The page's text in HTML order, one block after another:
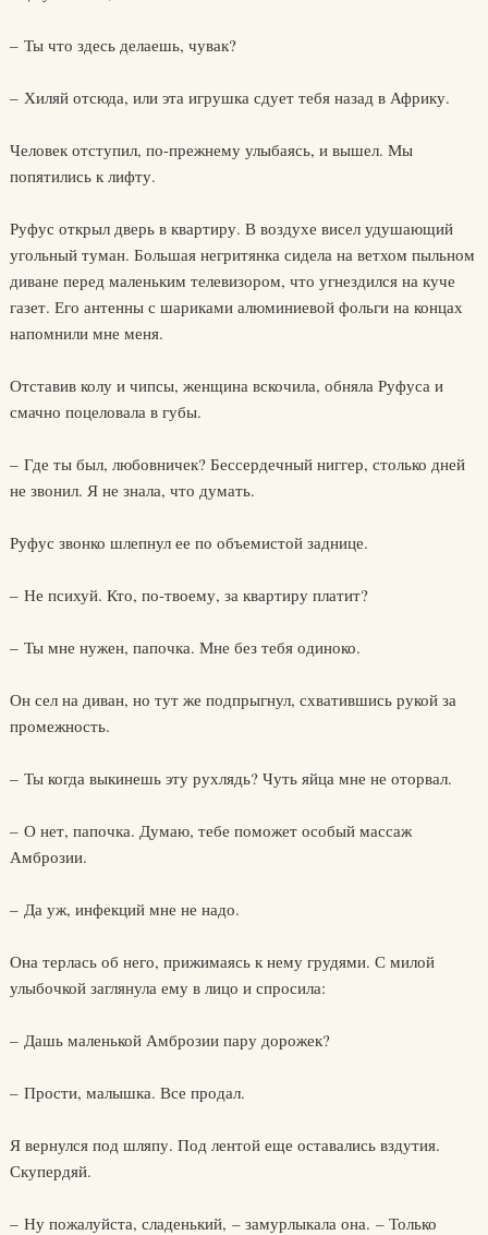
– Ты что здесь делаешь, чувак?
– Хиляй отсюда, или эта игрушка сдует тебя назад в Африку.
Человек отступил, по-прежнему улыбаясь, и вышел. Мы
попятились к лифту.
Руфус открыл дверь в квартиру. В воздухе висел удушающий
угольный туман. Большая негритянка сидела на ветхом пыльном
диване перед маленьким телевизором, что угнездился на куче
газет. Его антенны с шариками алюминиевой фольги на концах
напомнили мне меня.
Отставив колу и чипсы, женщина вскочила, обняла Руфуса и
смачно поцеловала в губы.
– Где ты был, любовничек? Бессердечный ниггер, столько дней
не звонил. Я не знала, что думать.
Руфус звонко шлепнул ее по объемистой заднице.
– Не психуй. Кто, по-твоему, за квартиру платит?
– Ты мне нужен, папочка. Мне без тебя одиноко.
Он сел на диван, но тут же подпрыгнул, схватившись рукой за
промежность.
– Ты когда выкинешь эту рухлядь? Чуть яйца мне не оторвал.
– О нет, папочка. Думаю, тебе поможет особый массаж
Амброзии.
– Да уж, инфекций мне не надо.
Она терлась об него, прижимаясь к нему грудями. С милой
улыбочкой заглянула ему в лицо и спросила:
– Дашь маленькой Амброзии пару дорожек?
– Прости, малышка. Все продал.
Я вернулся под шляпу. Под лентой еще оставались вздутия.
Скупердяй.
– Ну пожалуйста, сладенький, – замурлыкала она. – Только